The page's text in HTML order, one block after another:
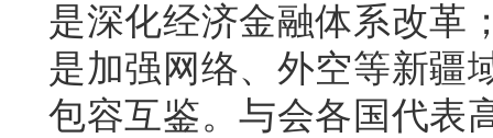
是深化经济金融体系改革
是加强网络、外空等新疆
包容互鉴。与会各国代表